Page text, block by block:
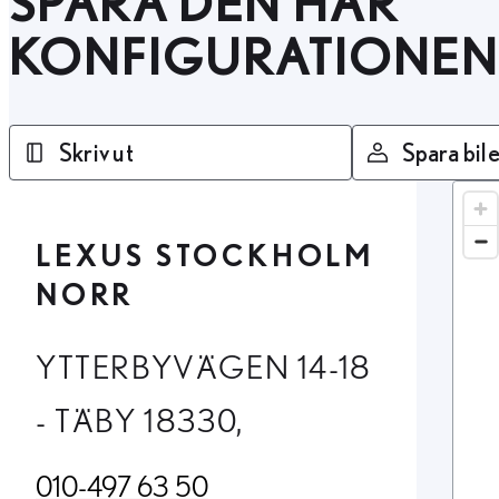
KONFIGURATIONEN
Skriv ut Spara
LEXUS STOCKHOLM
NORR
YTTERBYVÄGEN 14-18
- TÄBY 18330,
010-497 63 50